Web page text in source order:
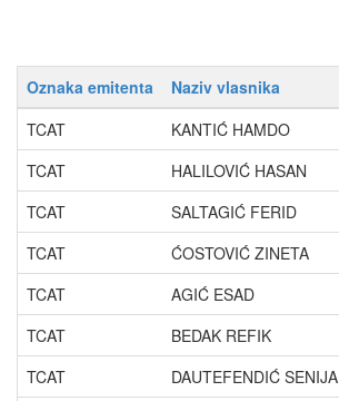
Oznaka emitenta Naziv vlasnika
TCAT
KANTIĆ HAMDO
TCAT
HALILOVIĆ HASAN
TCAT
SALTAGIĆ FERID
TCAT
ĆOSTOVIĆ ZINETA
TCAT
AGIĆ ESAD
TCAT
BEDAK REFIK
TCAT
DAUTEFENDIĆ SENIJA